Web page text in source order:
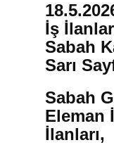
İş
Sabah
Sarı
Sabah
Eleman
İlanları,